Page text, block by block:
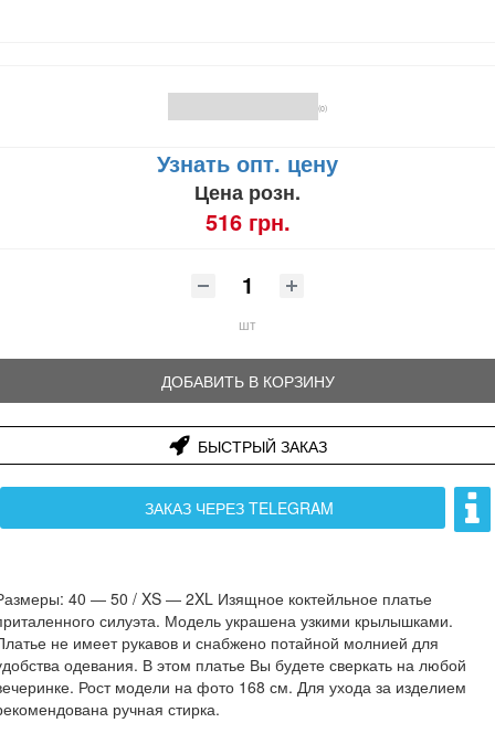
(0)
Узнать опт. цену
Цена розн.
516 грн.
шт
ДОБАВИТЬ В КОРЗИНУ
БЫСТРЫЙ ЗАКАЗ
ЗАКАЗ ЧЕРЕЗ TELEGRAM
40 ― 50 / XS ― 2XL Изящное коктейльное платье
силуэта. Модель украшена узкими крылышками.
не имеет рукавов и снабжено потайной молнией для
одевания. В этом платье Вы будете сверкать на любой
Рост модели на фото 168 см. Для ухода за изделием
ручная стирка.